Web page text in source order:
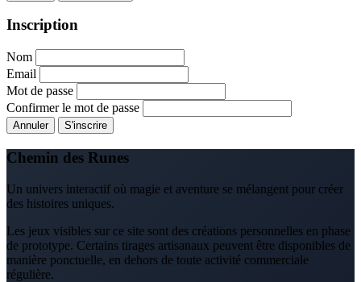
Inscription
Nom
Email
Mot de passe
Confirmer le mot de passe
Annuler S'inscrire
Chemin des Runes
Un univers interactif où magie et aventure se mélangent pour créer
des histoires uniques.
Les jeux visibles sur ce site sont des créations personnelles en phase
de prototype. Certains tirages artisanaux peuvent être disponibles de
manière ponctuelle, en dehors de toute activité commerciale
régulière.